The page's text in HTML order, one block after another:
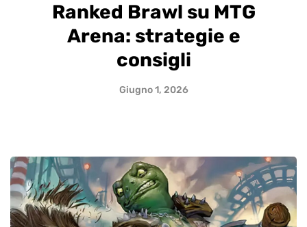
Ranked Brawl su MTG
Arena: strategie e
consigli
Giugno 1, 2026